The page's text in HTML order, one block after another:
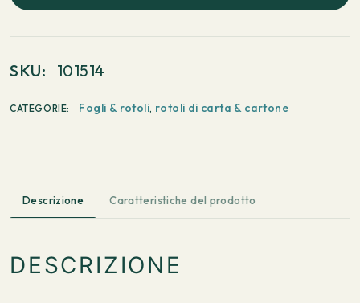
SKU: 101514
CATEGORIE: Fogli & rotoli, rotoli di carta & cartone
Descrizione Caratteristiche del prodotto
DESCRIZIONE